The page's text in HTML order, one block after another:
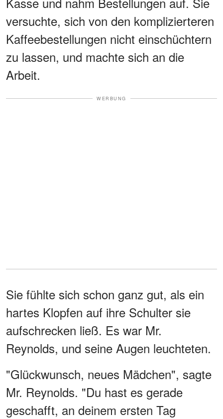
versuchte, sich von den komplizierteren
Kaffeebestellungen nicht einschüchtern
zu lassen, und machte sich an die
Arbeit.
WERBUNG
Sie fühlte sich schon ganz gut, als ein
hartes Klopfen auf ihre Schulter sie
aufschrecken ließ. Es war Mr.
Reynolds, und seine Augen leuchteten.
"Glückwunsch, neues Mädchen", sagte
Mr. Reynolds. "Du hast es gerade
geschafft, an deinem ersten Tag